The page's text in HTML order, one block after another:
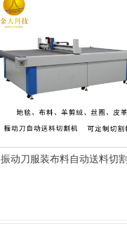
振动刀服装布料自动送料切